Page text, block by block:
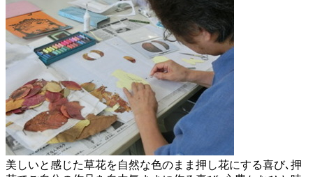
美しいと感じた草花を自然な色のまま押し花にする喜び､押